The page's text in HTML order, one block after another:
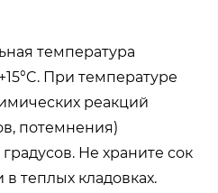
температура
При температуре
реакций
потемнения)
Не храните сок
теплых кладовках.